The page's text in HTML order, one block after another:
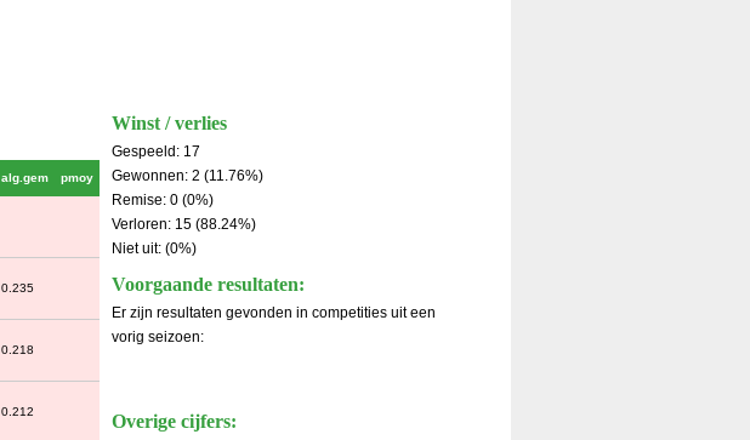
alg.gem pmoy
0.235
0.218
0.212
Winst / verlies
Gespeeld: 17
Gewonnen: 2 (11.76%)
Remise: 0 (0%)
Verloren: 15 (88.24%)
Niet uit: (0%)
Voorgaande resultaten:
Er zijn resultaten gevonden in competities uit een
vorig seizoen:
Overige cijfers: